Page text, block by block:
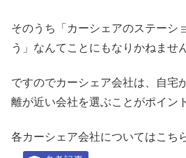
そのうち「カーシェアのステーシ
う」なんてことにもなりかねません
ですのでカーシェア会社は、自宅
離が近い会社を選ぶことがポイン
各カーシェア会社についてはこち